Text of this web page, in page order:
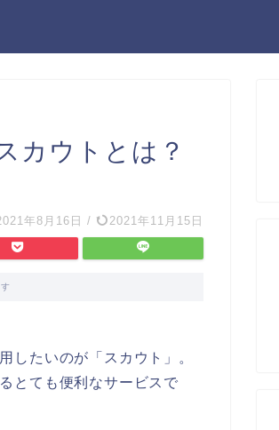
カウトとは？
年8月16日 / 2021年11月15日
したいのが「スカウト」。
とても便利なサービスで